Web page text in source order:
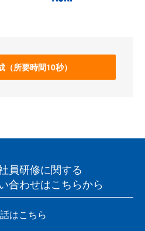
（所要時間10秒）
員研修に関する
合わせはこちらから
はこちら